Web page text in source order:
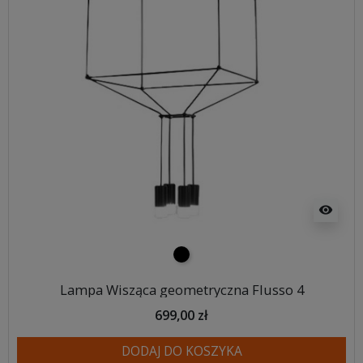
visibility
czarny
Lampa Wisząca geometryczna Flusso 4
699,00 zł
DODAJ DO KOSZYKA